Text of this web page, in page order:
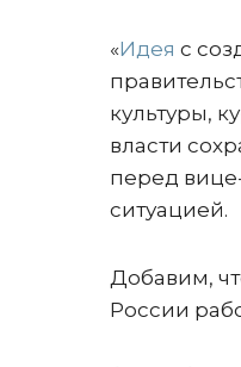
«Идея с
культуры,
власти
перед
ситуацией.
Добавим,
России